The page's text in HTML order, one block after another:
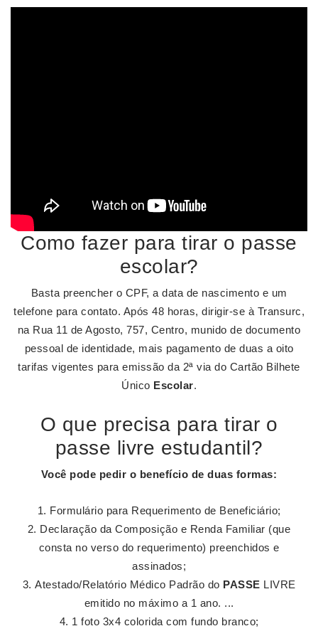
Como fazer para tirar o passe
escolar?
Basta preencher o CPF, a data de nascimento e um
telefone para contato. Após 48 horas, dirigir-se à Transurc,
na Rua 11 de Agosto, 757, Centro, munido de documento
pessoal de identidade, mais pagamento de duas a oito
tarifas vigentes para emissão da 2ª via do Cartão Bilhete
Único Escolar.
O que precisa para tirar o
passe livre estudantil?
Você pode pedir o benefício de duas formas:
Formulário para Requerimento de Beneficiário;
Declaração da Composição e Renda Familiar (que
consta no verso do requerimento) preenchidos e
assinados;
Atestado/Relatório Médico Padrão do PASSE LIVRE
emitido no máximo a 1 ano. ...
1 foto 3x4 colorida com fundo branco;